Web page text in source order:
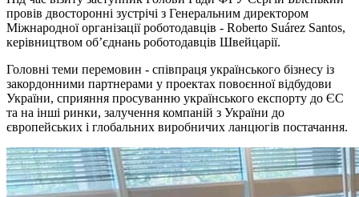
провів двосторонні зустрічі з Генеральним директором
Міжнародної організації роботодавців - Roberto Suárez Santos,
керівництвом об’єднань роботодавців Швейцарії.
Головні теми перемовин - співпраця українського бізнесу із
закордонними партнерами у проектах повоєнної відбудови
України, сприяння просуванню українського експорту до ЄС
та на інші ринки, залучення компаній з України до
європейських і глобальних виробничих ланцюгів постачання.